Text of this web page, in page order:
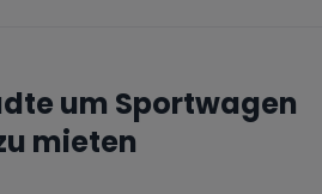
um Sportwagen
mieten